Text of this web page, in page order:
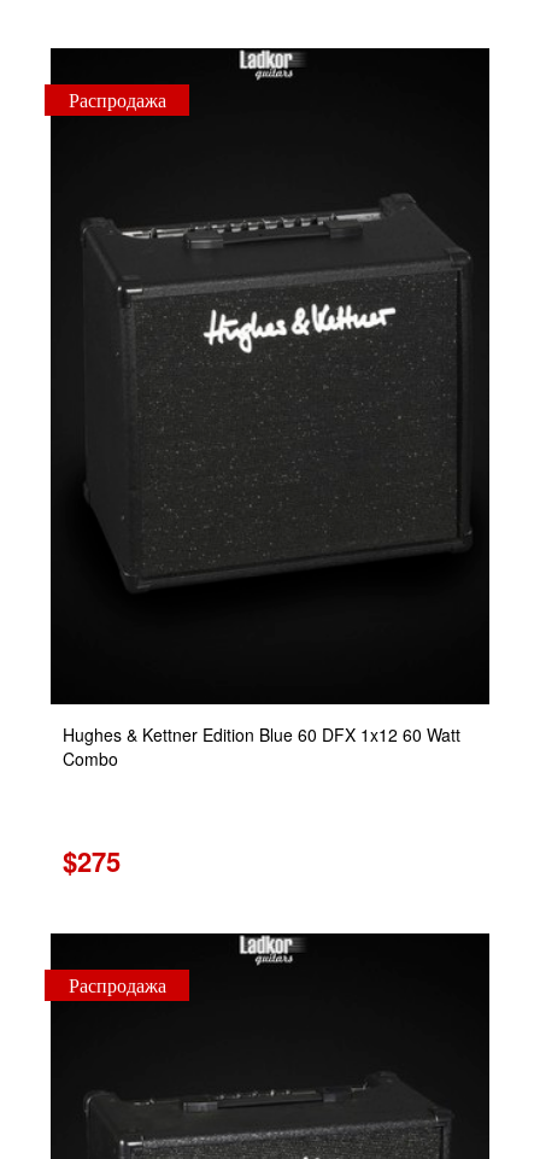
Распродажа
Hughes & Kettner Edition Blue 60 DFX 1x12 60 Watt
Combo
$275
Распродажа